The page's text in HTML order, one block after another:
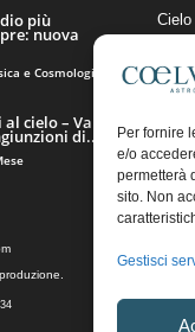
Per fornire
e/o
permetterà
sito. Non
Gestisci
più
nuova
e Cosmologia
cielo – Vale
di... Il